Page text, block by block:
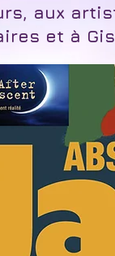
aux
et à